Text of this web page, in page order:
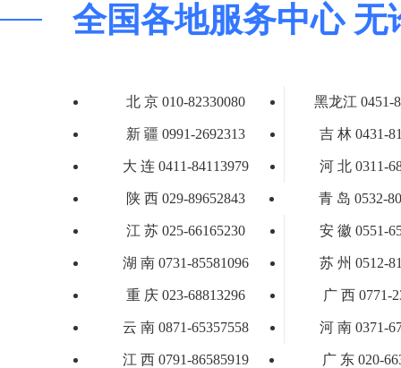
全国各地服务中心
北 京 010-82330080 黑龙江 0451-
新 疆 0991-2692313 吉 林 0431-
大 连 0411-84113979 河 北 0311-
陕 西 029-89652843 青 岛 0532-
江 苏 025-66165230 安 徽 0551-
湖 南 0731-85581096 苏 州 0512-
重 庆 023-68813296 广 西 0771-
云 南 0871-65357558 河 南 0371-
江 西 0791-86585919 广 东 020-